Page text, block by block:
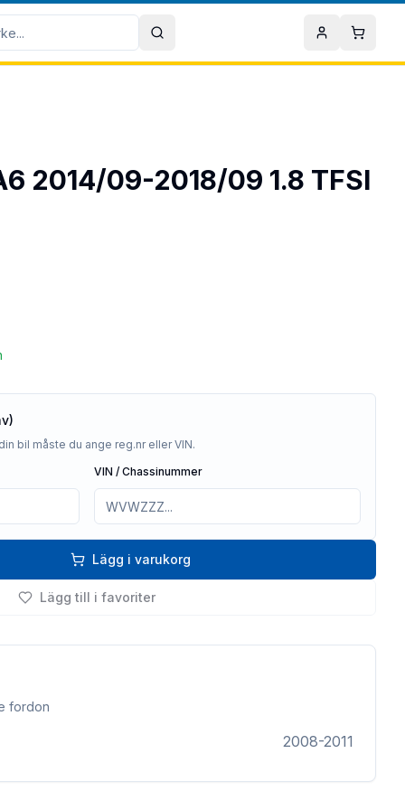
Sök Mitt konto
2014/09-2018/09 1.8 TFSI
bil måste du ange reg.nr eller VIN.
VIN / Chassinummer
Lägg i varukorg
Lägg till i favoriter
fordon
2008-2011